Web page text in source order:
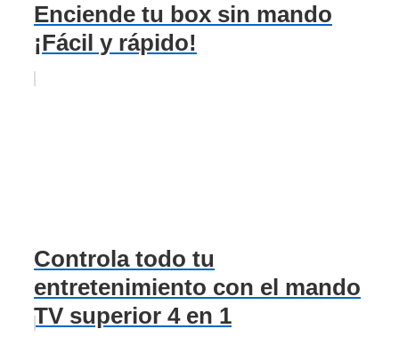
Enciende tu box sin mando
¡Fácil y rápido!
Controla todo tu
entretenimiento con el mando
TV superior 4 en 1